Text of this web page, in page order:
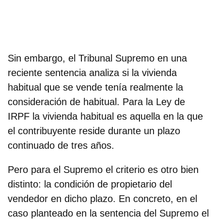
Sin embargo, el Tribunal Supremo en una
reciente sentencia analiza si la vivienda
habitual que se vende tenía realmente la
consideración de habitual . Para la Ley de
IRPF la vivienda habitual es aquella en la que
el contribuyente reside durante un plazo
continuado de tres años.
Pero para el Supremo el criterio es otro bien
distinto: la condición de propietario del
vendedor en dicho plazo. En concreto, en el
caso planteado en la sentencia del Supremo el